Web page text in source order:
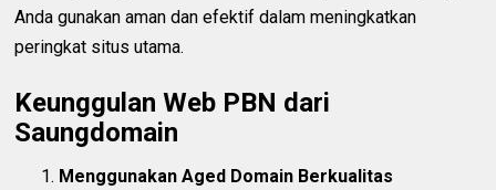
Anda gunakan aman dan efektif dalam meningkatkan
peringkat situs utama.
Keunggulan Web PBN dari
Saungdomain
Menggunakan Aged Domain Berkualitas